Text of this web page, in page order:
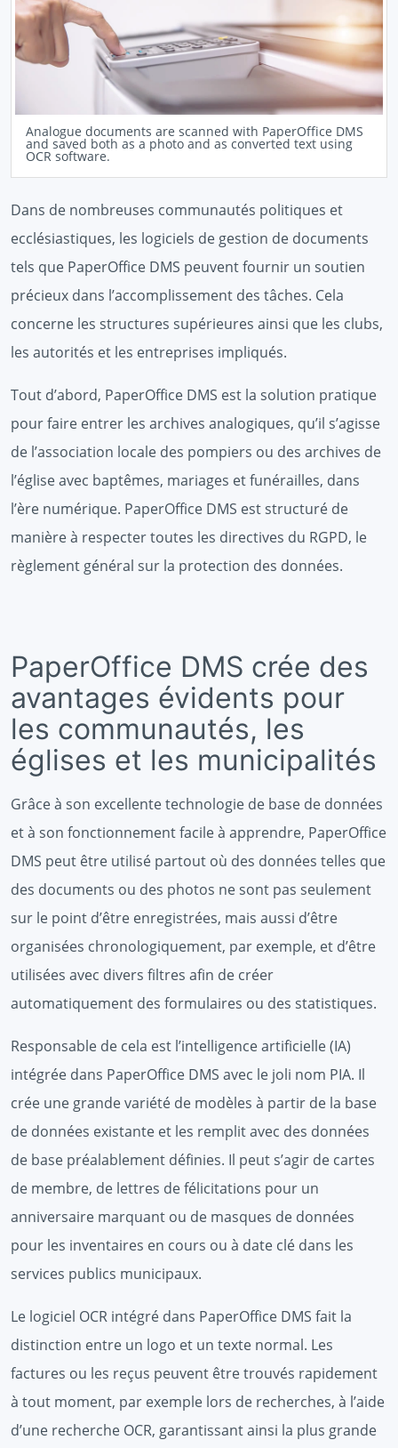
Analogue documents are scanned with PaperOffice DMS
and saved both as a photo and as converted text using
OCR software.
Dans de nombreuses communautés politiques et
ecclésiastiques, les logiciels de gestion de documents
tels que PaperOffice DMS peuvent fournir un soutien
précieux dans l’accomplissement des tâches. Cela
concerne les structures supérieures ainsi que les clubs,
les autorités et les entreprises impliqués.
Tout d’abord, PaperOffice DMS est la solution pratique
pour faire entrer les archives analogiques, qu’il s’agisse
de l’association locale des pompiers ou des archives de
l’église avec baptêmes, mariages et funérailles, dans
l’ère numérique. PaperOffice DMS est structuré de
manière à respecter toutes les directives du RGPD, le
règlement général sur la protection des données.
PaperOffice DMS crée des
avantages évidents pour
les communautés, les
églises et les municipalités
Grâce à son excellente technologie de base de données
et à son fonctionnement facile à apprendre, PaperOffice
DMS peut être utilisé partout où des données telles que
des documents ou des photos ne sont pas seulement
sur le point d’être enregistrées, mais aussi d’être
organisées chronologiquement, par exemple, et d’être
utilisées avec divers filtres afin de créer
automatiquement des formulaires ou des statistiques.
Responsable de cela est l’intelligence artificielle (IA)
intégrée dans PaperOffice DMS avec le joli nom PIA. Il
crée une grande variété de modèles à partir de la base
de données existante et les remplit avec des données
de base préalablement définies. Il peut s’agir de cartes
de membre, de lettres de félicitations pour un
anniversaire marquant ou de masques de données
pour les inventaires en cours ou à date clé dans les
services publics municipaux.
Le logiciel OCR intégré dans PaperOffice DMS fait la
distinction entre un logo et un texte normal. Les
factures ou les reçus peuvent être trouvés rapidement
à tout moment, par exemple lors de recherches, à l’aide
d’une recherche OCR, garantissant ainsi la plus grande